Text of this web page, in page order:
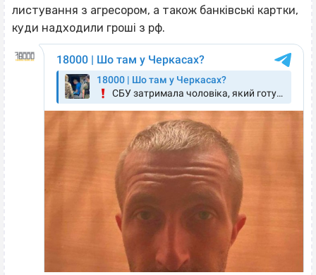
листування з агресором, а також банківські картки,
куди надходили гроші з рф.